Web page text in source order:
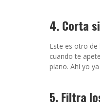
4. Corta
Este es otro
cuando te
piano. Ahí yo
5. Filtra